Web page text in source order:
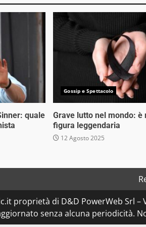
quale
Gossip e Spettacolo
Grave lutto nel mondo: è
figura leggendaria
12 Agosto 2025
proprietà di D&D PowerWeb Srl –
senza alcuna periodicità.